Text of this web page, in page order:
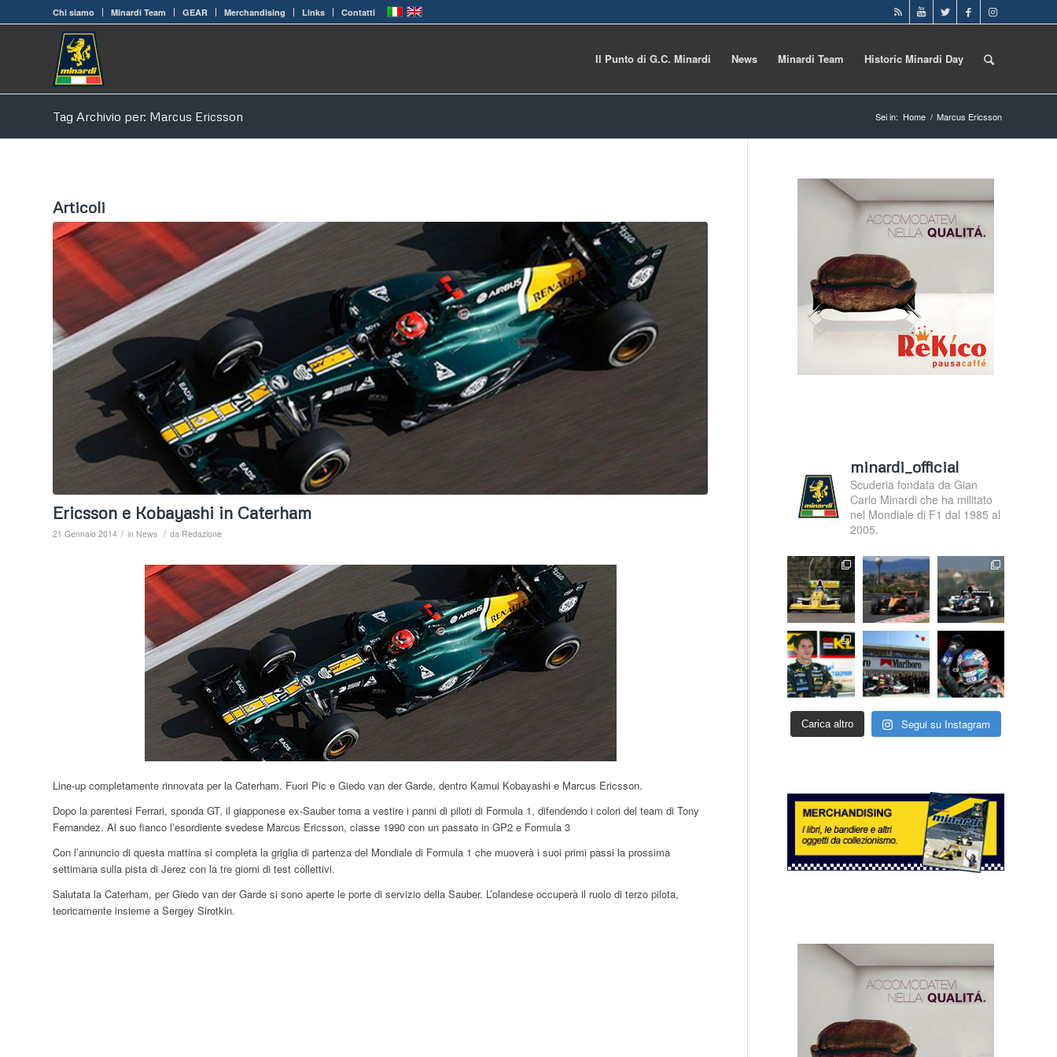
Chi siamo Minardi Team GEAR Merchandising Links Contatti
Il Punto di G.C. Minardi News Minardi Team Historic Minardi Day
Tag Archivio per: Marcus Ericsson Sei in: Home / Marcus Ericsson
Articoli
Ericsson e Kobayashi in Caterham
21 Gennaio 2014 / in News / da Redazione
Line-up completamente rinnovata per la Caterham. Fuori Pic e Giedo van der Garde, dentro Kamui Kobayashi e Marcus Ericsson.
Dopo la parentesi Ferrari, sponda GT, il giapponese ex-Sauber torna a vestire i panni di piloti di Formula 1, difendendo i colori del team di Tony
Fernandez. Al suo fianco l’esordiente svedese Marcus Ericsson, classe 1990 con un passato in GP2 e Formula 3
Con l’annuncio di questa mattina si completa la griglia di partenza del Mondiale di Formula 1 che muoverà i suoi primi passi la prossima
settimana sulla pista di Jerez con la tre giorni di test collettivi.
Salutata la Caterham, per Giedo van der Garde si sono aperte le porte di servizio della Sauber. L’olandese occuperà il ruolo di terzo pilota,
teoricamente insieme a Sergey Sirotkin.
minardi_official
Scuderia fondata da Gian
Carlo Minardi che ha militato
nel Mondiale di F1 dal 1985 al
2005.
Carica altro Segui su Instagram